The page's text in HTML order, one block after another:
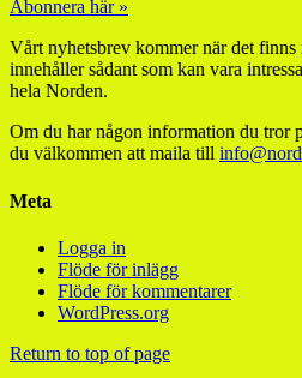
Abonnera här »
Vårt nyhetsbrev kommer när det finns
innehåller sådant som kan vara
hela Norden.
Om du har någon information du tror
du välkommen att maila till
Meta
Logga in
Flöde för inlägg
Flöde för kommentarer
WordPress.org
Return to top of page